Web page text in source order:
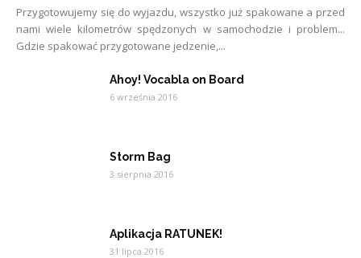
Przygotowujemy się do wyjazdu, wszystko już spakowane a przed
nami wiele kilometrów spędzonych w samochodzie i problem...
Gdzie spakować przygotowane jedzenie,...
Ahoy! Vocabla on Board
6 września 2016
Storm Bag
3 sierpnia 2016
Aplikacja RATUNEK!
31 lipca 2016